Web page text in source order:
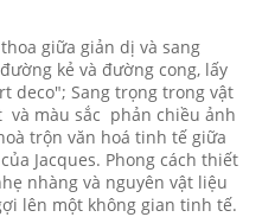
giữa giản dị và sang
kẻ và đường cong, lấy
deco"; Sang trọng trong vật
và màu sắc phản chiều ảnh
trộn văn hoá tinh tế giữa
Jacques. Phong cách thiết
nhàng và nguyên vật liệu
lên một không gian tinh tế.